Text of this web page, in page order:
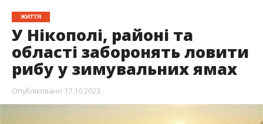
З 1 листопада 2023 року в Дніпропетровській